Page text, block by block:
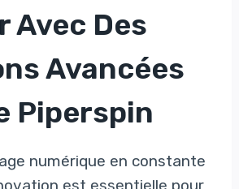
Avec Des
Avancées
Piperspin
numérique en constante